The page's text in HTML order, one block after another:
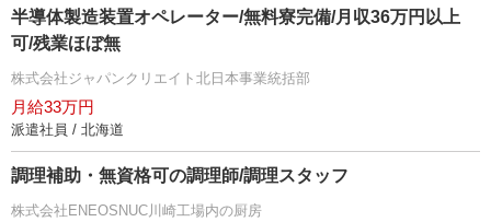
半導体製造装置オペレーター/無料寮完備/月収36万円以上
可/残業ほぼ無
株式会社ジャパンクリエイト北日本事業統括部
月給33万円
派遣社員 / 北海道
調理補助・無資格可の調理師/調理スタッフ
株式会社ENEOSNUC川崎工場内の厨房